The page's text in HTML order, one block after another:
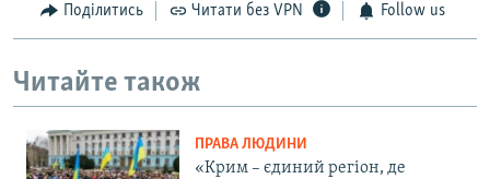
Поділитись Читати без VPN Follow us
Читайте також
ПРАВА ЛЮДИНИ
«Крим – єдиний регіон, де